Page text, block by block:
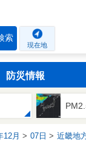
索
現在地
防災情報
12月 07日 近畿地